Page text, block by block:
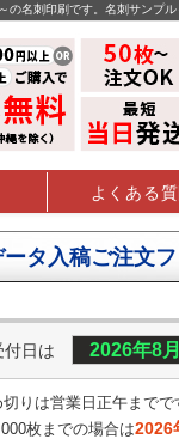
名刺印刷です。名刺サンプ
よくある
タ入稿ご注文
付日は 2026年8
りは営業日正午までで
枚までの場合は2026